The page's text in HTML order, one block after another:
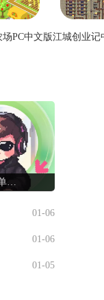
PC中文版江城创业记
用AI写团队战歌，竟然比想象中简单这么多
01-06
01-06
01-05